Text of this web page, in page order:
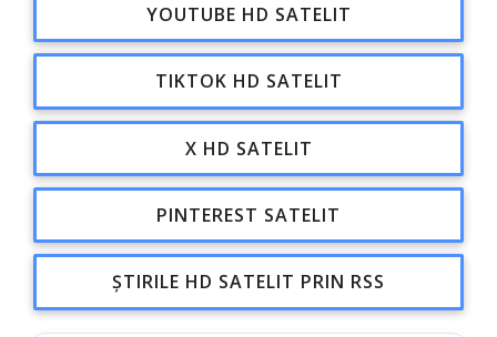
YOUTUBE HD SATELIT
TIKTOK HD SATELIT
X HD SATELIT
PINTEREST SATELIT
ȘTIRILE HD SATELIT PRIN RSS